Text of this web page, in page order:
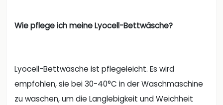
Wie pflege ich meine Lyocell-Bettwäsche?
Lyocell-Bettwäsche ist pflegeleicht. Es wird
empfohlen, sie bei 30-40°C in der Waschmaschine
zu waschen, um die Langlebigkeit und Weichheit